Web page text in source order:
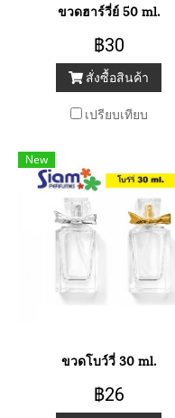
ขวดฮาร์วี่ย์ 50 ml.
฿30
สั่งซื้อสินค้า
เปรียบเทียบ
New
ขวดโบว์วี่ 30 ml.
฿26